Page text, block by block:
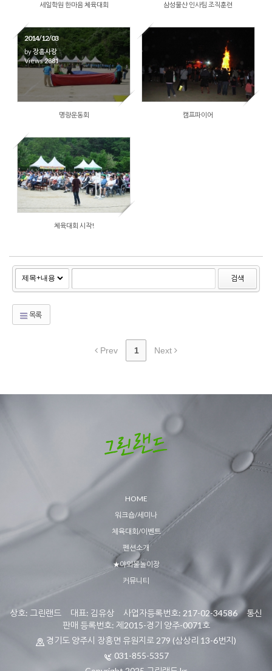
세일학원 한마음 체육대회 삼성물산 인사팀 조직훈련
2014/12/03
by장흥사랑
Views2881
명랑운동회 캠프파이어
체육대회 시작!
검색
목록
Prev 1 Next
HOME
워크숍/세미나
체육대회/이벤트
펜션소개
★야외물놀이장
커뮤니티
상호: 그린랜드 대표: 김유상 사업자등록번호: 217-02-34586 통신
판매 등록번호: 제2015-경기 양주-0071호
경기도 양주시 장흥면 유원지로 279 (삼상리 13-6번지)
031-855-5357